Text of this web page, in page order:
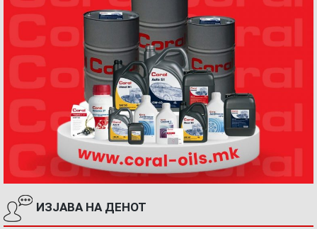
ИЗЈАВА НА ДЕНОТ